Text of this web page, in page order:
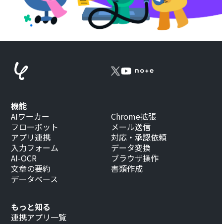
もっと知る
連携アプリ一覧
機能
AIワーカー
フローボット
アプリ連携
入力フォーム
AI-OCR
文章の要約
データベース
Chrome拡張
メール送信
対応・承認依頼
データ変換
ブラウザ操作
書類作成